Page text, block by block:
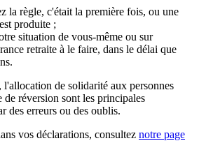
la règle, c'était la première fois, ou une
produite ;
situation de vous-même ou sur
retraite à le faire, dans le délai que
de solidarité aux personnes
de réversion sont les principales
des erreurs ou des oublis.
vos déclarations, consultez notre page